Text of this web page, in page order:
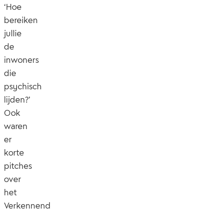
‘Hoe
bereiken
jullie
de
inwoners
die
psychisch
lijden?’
Ook
waren
er
korte
pitches
over
het
Verkennend